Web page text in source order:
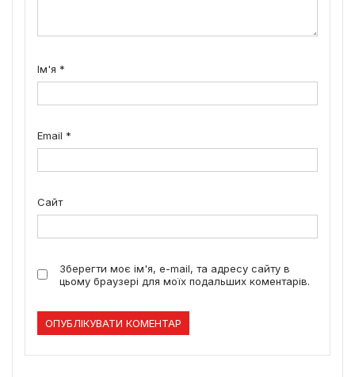
Ім'я *
Email *
Сайт
Зберегти моє ім'я, e-mail, та адресу сайту в
цьому браузері для моїх подальших коментарів.